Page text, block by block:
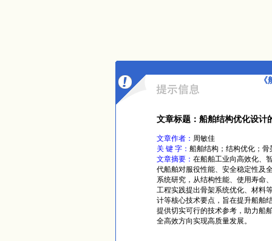
文章标题：船舶结构优化设计
文章作者： 周敏佳
关 键 字： 船舶结构；结构优化；
文章摘要： 在船舶工业向高效化、
代船舶对服役性能、安全稳定性及
系统研究，从结构性能、使用寿命
工程实践提出骨架系统优化、材料
计等核心技术要点，旨在提升船舶
提供切实可行的技术参考，助力船
全高效方向实现高质量发展。